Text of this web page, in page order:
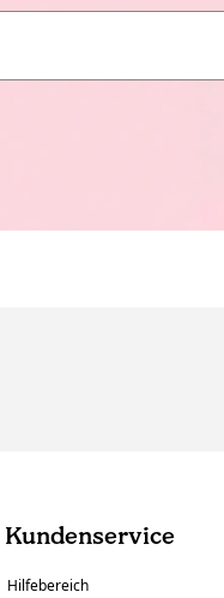
Kundenservice
Hilfebereich